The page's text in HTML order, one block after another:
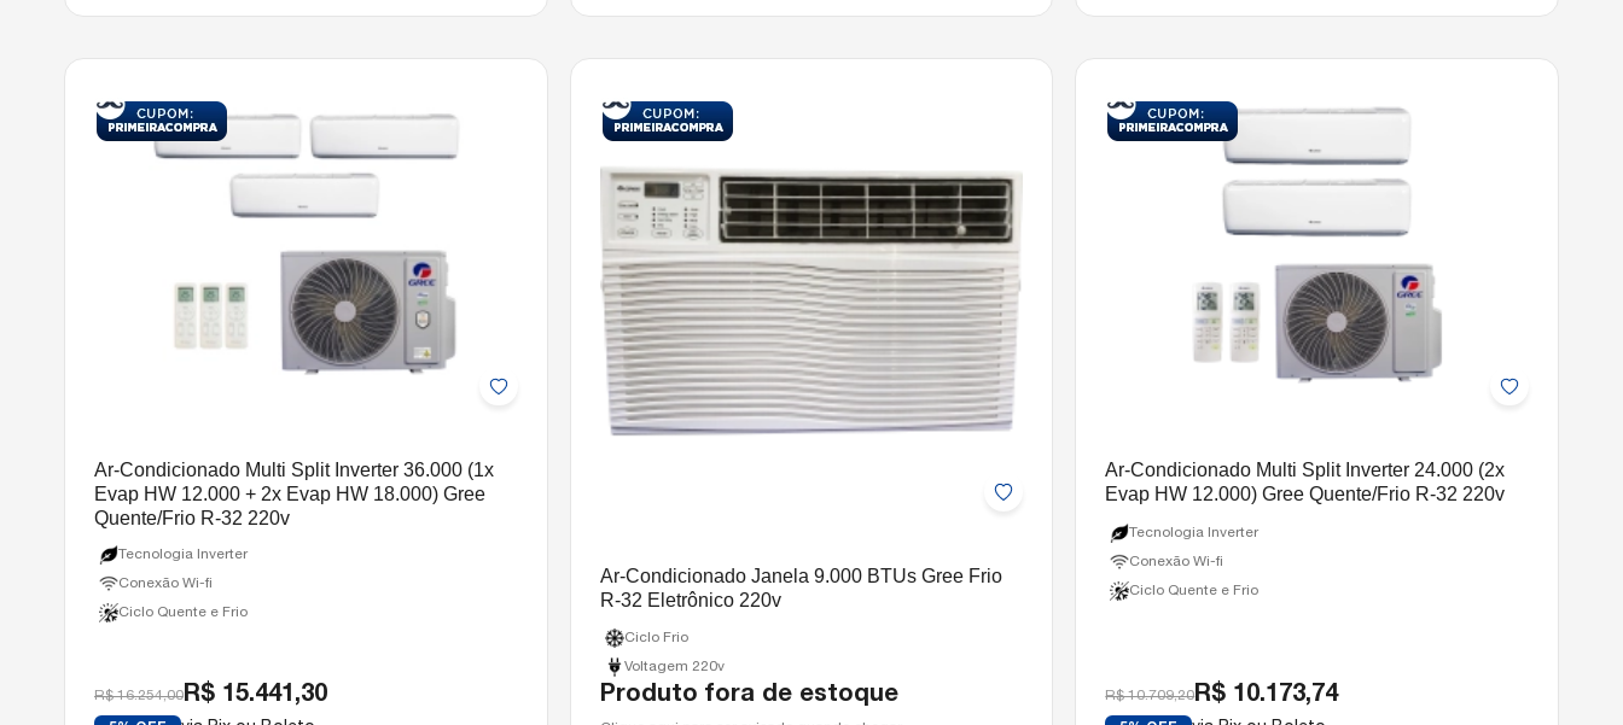
Ar-Condicionado Multi Split Inverter 36.000 (1x
Evap HW 12.000 + 2x Evap HW 18.000) Gree
Quente/Frio R-32 220v
Tecnologia Inverter
Conexão Wi-fi
Ciclo Quente e Frio
R$ 16.254,00R$ 15.441,30
Ar-Condicionado Janela 9.000 BTUs Gree Frio
R-32 Eletrônico 220v
Ciclo Frio
Voltagem 220v
Produto fora de estoque
Ar-Condicionado Multi Split Inverter 24.000 (2x
Evap HW 12.000) Gree Quente/Frio R-32 220v
Tecnologia Inverter
Conexão Wi-fi
Ciclo Quente e Frio
R$ 10.709,20R$ 10.173,74